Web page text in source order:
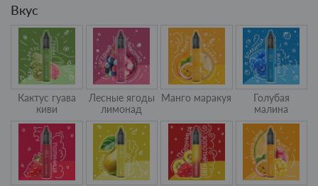
Вкус
Кактус гуава
киви
Лесные ягоды
лимонад
Манго маракуя
Голубая
малина